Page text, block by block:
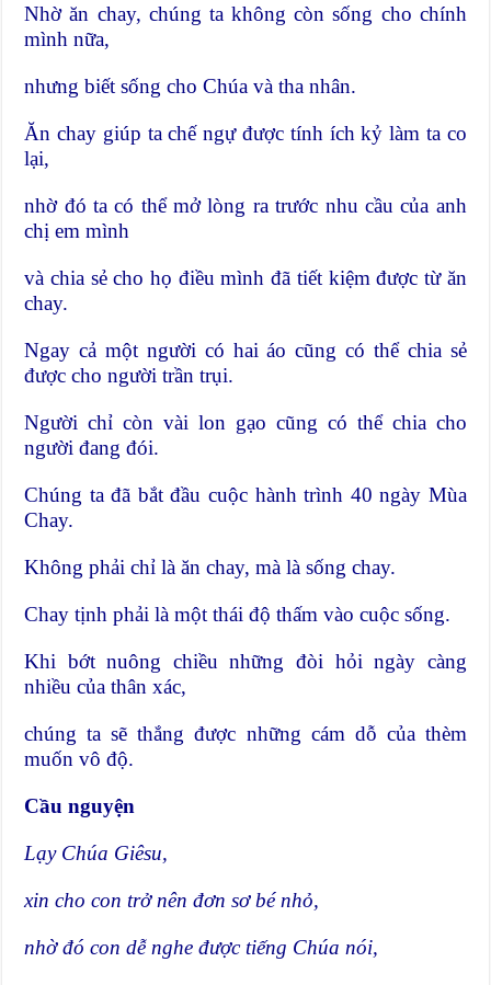
Nhờ ăn chay, chúng ta không còn sống cho chính
mình nữa,
nhưng biết sống cho Chúa và tha nhân.
Ăn chay giúp ta chế ngự được tính ích kỷ làm ta co
lại,
nhờ đó ta có thể mở lòng ra trước nhu cầu của anh
chị em mình
và chia sẻ cho họ điều mình đã tiết kiệm được từ ăn
chay.
Ngay cả một người có hai áo cũng có thể chia sẻ
được cho người trần trụi.
Người chỉ còn vài lon gạo cũng có thể chia cho
người đang đói.
Chúng ta đã bắt đầu cuộc hành trình 40 ngày Mùa
Chay.
Không phải chỉ là ăn chay, mà là sống chay.
Chay tịnh phải là một thái độ thấm vào cuộc sống.
Khi bớt nuông chiều những đòi hỏi ngày càng
nhiều của thân xác,
chúng ta sẽ thắng được những cám dỗ của thèm
muốn vô độ.
Cầu nguyện
Lạy Chúa Giêsu,
xin cho con trở nên đơn sơ bé nhỏ,
nhờ đó con dễ nghe được tiếng Chúa nói,